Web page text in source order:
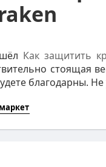
Как защитить
стоящая
благодарны.